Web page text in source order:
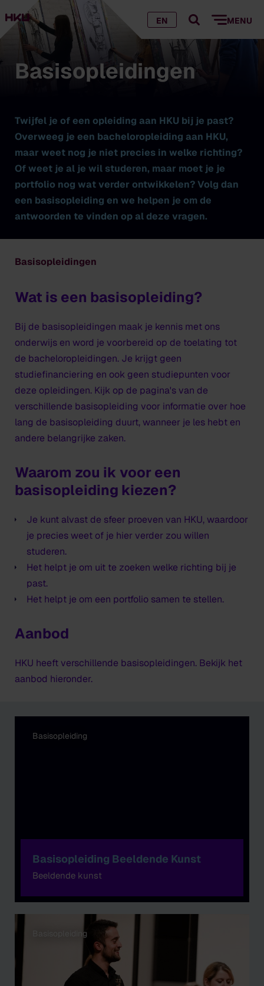
EN MENU
Basisopleidingen
Twijfel je of een opleiding aan HKU bij je past?
Overweeg je een bacheloropleiding aan HKU,
maar weet nog je niet precies in welke richting?
Of weet je al je wil studeren, maar moet je je
portfolio nog wat verder ontwikkelen? Volg dan
een basisopleiding en we helpen je om de
antwoorden te vinden op al deze vragen.
Basisopleidingen
Wat is een basisopleiding?
Bij de basisopleidingen maak je kennis met ons
onderwijs en word je voorbereid op de toelating tot
de bacheloropleidingen. Je krijgt geen
studiefinanciering en ook geen studiepunten voor
deze opleidingen. Kijk op de pagina's van de
verschillende basisopleiding voor informatie over hoe
lang de basisopleiding duurt, wanneer je les hebt en
andere belangrijke zaken.
Waarom zou ik voor een
basisopleiding kiezen?
Je kunt alvast de sfeer proeven van HKU, waardoor
je precies weet of je hier verder zou willen
studeren.
Het helpt je om uit te zoeken welke richting bij je
past.
Het helpt je om een portfolio samen te stellen.
Aanbod
HKU heeft verschillende basisopleidingen. Bekijk het
aanbod hieronder.
Basisopleiding
Basisopleiding Beeldende Kunst
Beeldende kunst
Basisopleiding